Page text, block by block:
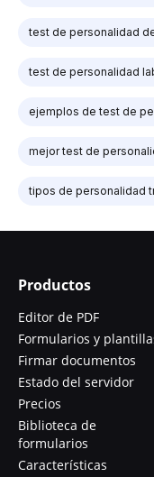
test de personalidad
test de personalidad
ejemplos de test de
mejor test de
tipos de personalidad
Productos
Editor de PDF
Formularios y
Firmar documentos
Estado del servidor
Precios
Biblioteca de
formularios
Características